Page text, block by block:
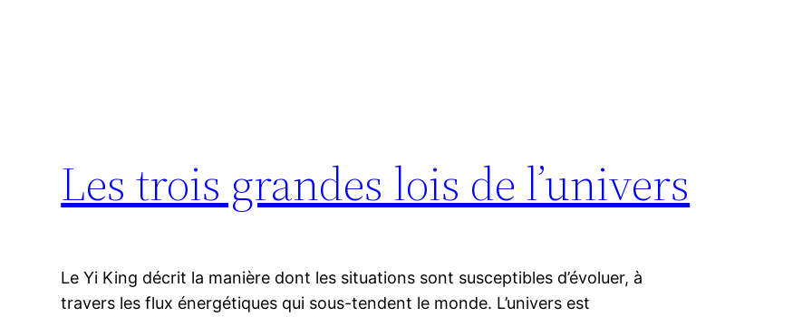
Les trois grandes lois de l’univers
Le Yi King décrit la manière dont les situations sont susceptibles d’évoluer, à
travers les flux énergétiques qui sous-tendent le monde. L’univers est